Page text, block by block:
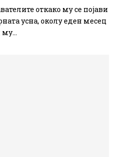
откако му се појави
усна, околу еден месец
му...